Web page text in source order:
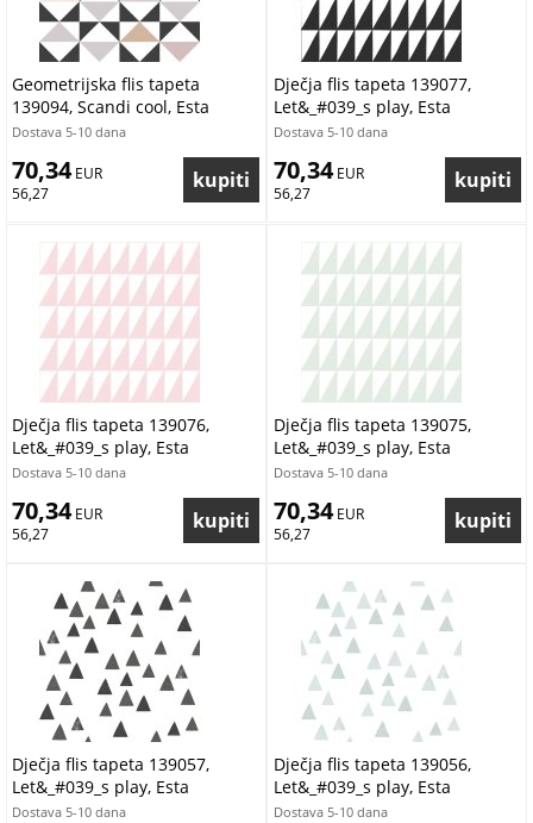
Geometrijska flis tapeta
139094, Scandi cool, Esta
Dostava 5-10 dana
70,34 EUR
56,27
Dječja flis tapeta 139077,
Let&_#039_s play, Esta
Dostava 5-10 dana
70,34 EUR
56,27
Dječja flis tapeta 139076,
Let&_#039_s play, Esta
Dostava 5-10 dana
70,34 EUR
56,27
Dječja flis tapeta 139075,
Let&_#039_s play, Esta
Dostava 5-10 dana
70,34 EUR
56,27
Dječja flis tapeta 139057,
Let&_#039_s play, Esta
Dostava 5-10 dana
Dječja flis tapeta 139056,
Let&_#039_s play, Esta
Dostava 5-10 dana